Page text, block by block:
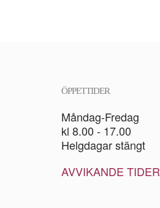
ÖPPETTIDER
Måndag-Fredag
kl 8.00 - 17.00
Helgdagar stängt
AVVIKANDE TIDER